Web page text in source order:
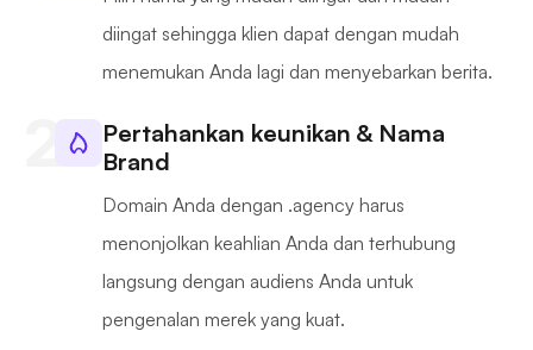
diingat sehingga klien dapat dengan mudah
menemukan Anda lagi dan menyebarkan berita.
Pertahankan keunikan & Nama
Brand
Domain Anda dengan .agency harus
menonjolkan keahlian Anda dan terhubung
langsung dengan audiens Anda untuk
pengenalan merek yang kuat.